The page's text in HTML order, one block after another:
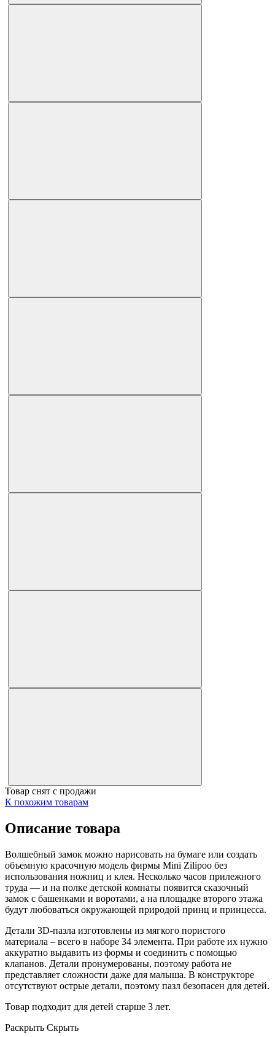
Товар снят с продажи
К похожим товарам
Описание товара
Волшебный замок можно нарисовать на бумаге или создать
объемную красочную модель фирмы Mini Zilipoo без
использования ножниц и клея. Несколько часов прилежного
труда — и на полке детской комнаты появится сказочный
замок с башенками и воротами, а на площадке второго этажа
будут любоваться окружающей природой принц и принцесса.
Детали 3D-пазла изготовлены из мягкого пористого
материала – всего в наборе 34 элемента. При работе их нужно
аккуратно выдавить из формы и соединить с помощью
клапанов. Детали пронумерованы, поэтому работа не
представляет сложности даже для малыша. В конструкторе
отсутствуют острые детали, поэтому пазл безопасен для детей.
Товар подходит для детей старше 3 лет.
Раскрыть Скрыть